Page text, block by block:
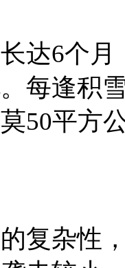
达6个
每逢积
50平方
复杂性